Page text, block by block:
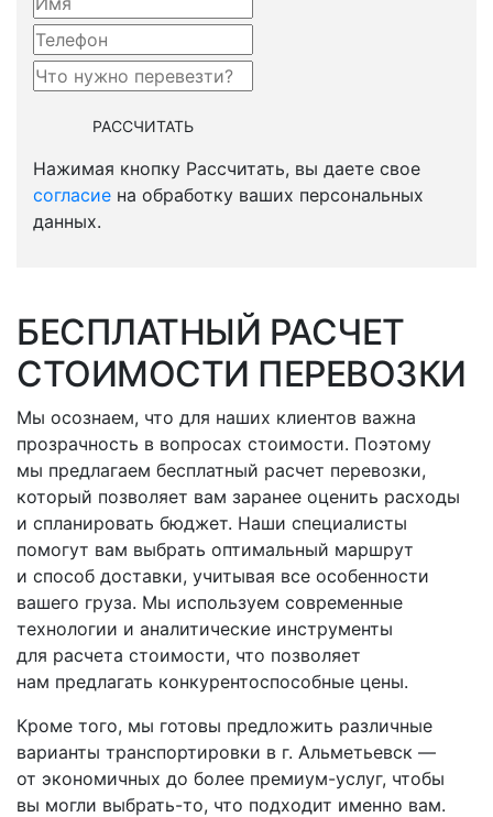
Нажимая кнопку Рассчитать, вы даете свое
согласие на обработку ваших персональных
данных.
БЕСПЛАТНЫЙ РАСЧЕТ
СТОИМОСТИ ПЕРЕВОЗКИ
Мы осознаем, что для наших клиентов важна
прозрачность в вопросах стоимости. Поэтому
мы предлагаем бесплатный расчет перевозки,
который позволяет вам заранее оценить расходы
и спланировать бюджет. Наши специалисты
помогут вам выбрать оптимальный маршрут
и способ доставки, учитывая все особенности
вашего груза. Мы используем современные
технологии и аналитические инструменты
для расчета стоимости, что позволяет
нам предлагать конкурентоспособные цены.
Кроме того, мы готовы предложить различные
варианты транспортировки в г. Альметьевск —
от экономичных до более премиум-услуг, чтобы
вы могли выбрать-то, что подходит именно вам.